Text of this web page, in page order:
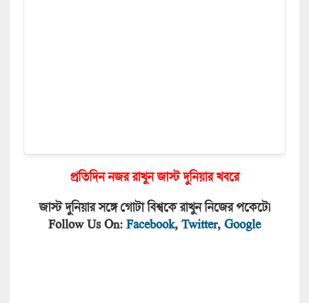
প্রতিদিন নজর রাখুন জাস্ট দুনিয়ার খবরে
জাস্ট দুনিয়ার সঙ্গে গোটা বিশ্বকে রাখুন নিজের পকেটে।
Follow Us On: Facebook, Twitter, Google